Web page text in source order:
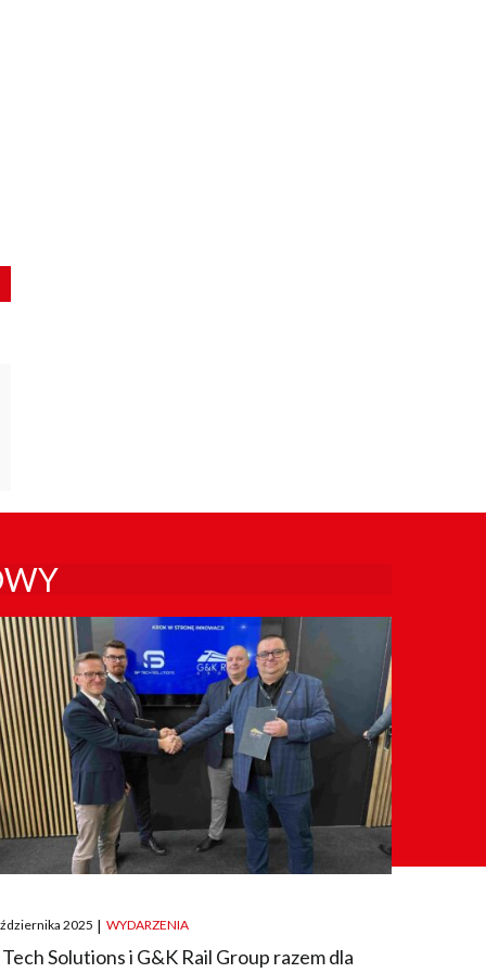
2025 | WYDARZENIA
Tech Solutions i G&K Rail Group razem dla